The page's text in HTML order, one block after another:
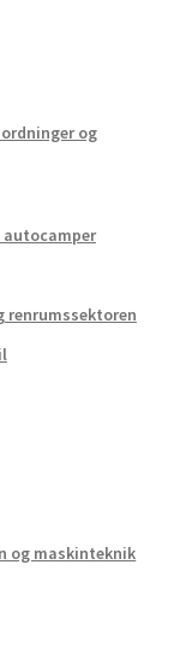
og
og maskinteknik